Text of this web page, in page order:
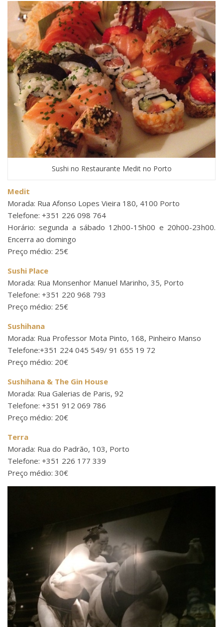
Sushi no Restaurante Medit no Porto
Medit
Morada: Rua Afonso Lopes Vieira 180, 4100 Porto
Telefone: +351 226 098 764
Horário: segunda a sábado 12h00-15h00 e 20h00-23h00.
Encerra ao domingo
Preço médio: 25€
Sushi Place
Morada: Rua Monsenhor Manuel Marinho, 35, Porto
Telefone: +351 220 968 793
Preço médio: 25€
Sushihana
Morada: Rua Professor Mota Pinto, 168, Pinheiro Manso
Telefone:+351 224 045 549/ 91 655 19 72
Preço médio: 20€
Sushihana & The Gin House
Morada: Rua Galerias de Paris, 92
Telefone: +351 912 069 786
Preço médio: 20€
Terra
Morada: Rua do Padrão, 103, Porto
Telefone: +351 226 177 339
Preço médio: 30€